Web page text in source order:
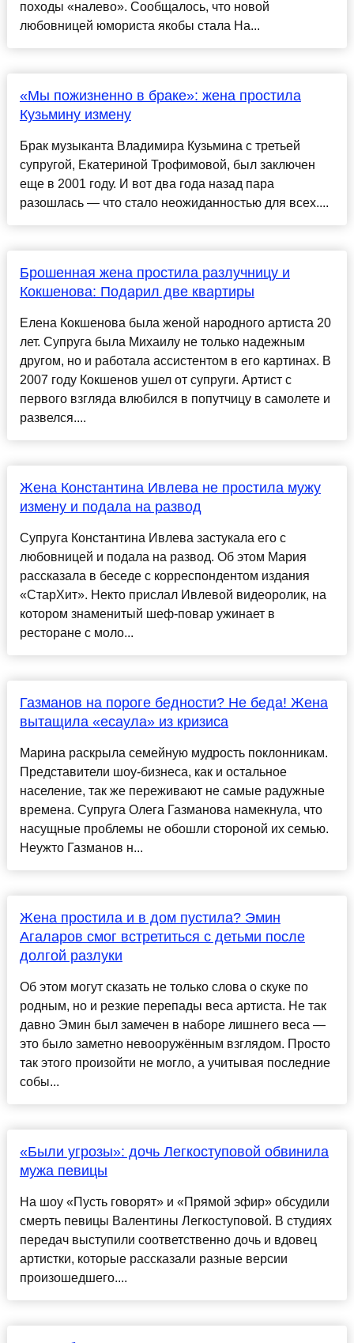
походы «налево». Сообщалось, что новой
любовницей юмориста якобы стала На...
«Мы пожизненно в браке»: жена простила
Кузьмину измену
Брак музыканта Владимира Кузьмина с третьей
супругой, Екатериной Трофимовой, был заключен
еще в 2001 году. И вот два года назад пара
разошлась — что стало неожиданностью для всех....
Брошенная жена простила разлучницу и
Кокшенова: Подарил две квартиры
Елена Кокшенова была женой народного артиста 20
лет. Супруга была Михаилу не только надежным
другом, но и работала ассистентом в его картинах. В
2007 году Кокшенов ушел от супруги. Артист с
первого взгляда влюбился в попутчицу в самолете и
развелся....
Жена Константина Ивлева не простила мужу
измену и подала на развод
Супруга Константина Ивлева застукала его с
любовницей и подала на развод. Об этом Мария
рассказала в беседе с корреспондентом издания
«СтарХит». Некто прислал Ивлевой видеоролик, на
котором знаменитый шеф-повар ужинает в
ресторане с моло...
Газманов на пороге бедности? Не беда! Жена
вытащила «есаула» из кризиса
Марина раскрыла семейную мудрость поклонникам.
Представители шоу-бизнеса, как и остальное
население, так же переживают не самые радужные
времена. Супруга Олега Газманова намекнула, что
насущные проблемы не обошли стороной их семью.
Неужто Газманов н...
Жена простила и в дом пустила? Эмин
Агаларов смог встретиться с детьми после
долгой разлуки
Об этом могут сказать не только слова о скуке по
родным, но и резкие перепады веса артиста. Не так
давно Эмин был замечен в наборе лишнего веса —
это было заметно невооружённым взглядом. Просто
так этого произойти не могло, а учитывая последние
собы...
«Были угрозы»: дочь Легкоступовой обвинила
мужа певицы
На шоу «Пусть говорят» и «Прямой эфир» обсудили
смерть певицы Валентины Легкоступовой. В студиях
передач выступили соответственно дочь и вдовец
артистки, которые рассказали разные версии
произошедшего....